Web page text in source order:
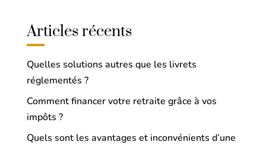
Articles récents
Quelles solutions autres que les livrets
réglementés ?
Comment financer votre retraite grâce à vos
impôts ?
Quels sont les avantages et inconvénients d’une